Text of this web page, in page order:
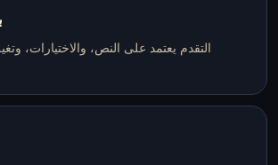
التقدم يعتمد على النص، والاختيارات،